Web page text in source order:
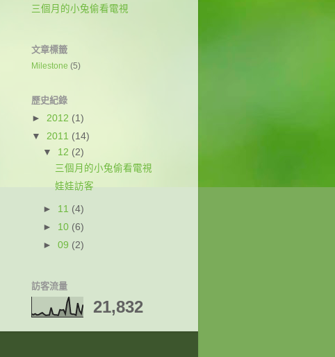
三個月的小兔偷看電視
文章標籤
Milestone (5)
歷史紀錄
► 2012 (1)
▼ 2011 (14)
▼ 12 (2)
三個月的小兔偷看電視
娃娃訪客
► 11 (4)
► 10 (6)
►09 (2)
訪客流量
21,832